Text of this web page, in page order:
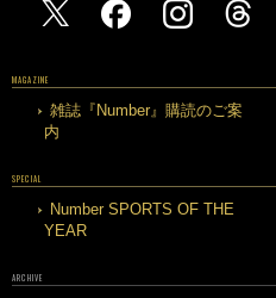
MAGAZINE
雑誌『Number』購読のご案
内
SPECIAL
Number SPORTS OF THE
YEAR
ARCHIVE